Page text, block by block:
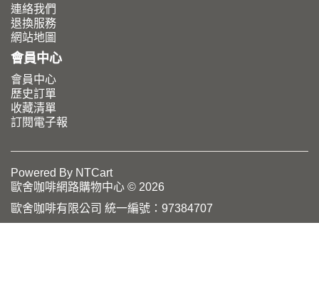
連絡我們
退換服務
網站地圖
會員中心
會員中心
歷史訂單
收藏清單
訂閱電子報
Powered By NTCart
歐舍咖啡網路購物中心 © 2026
歐舍咖啡有限公司 統一編號：97384707